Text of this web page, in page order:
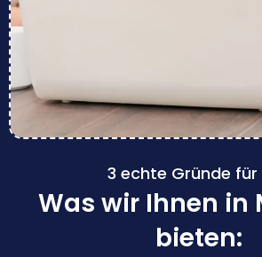
3 echte Gründe für
Was wir Ihnen in
bieten: